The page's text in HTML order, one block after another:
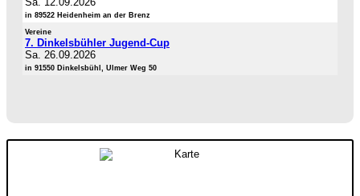
in 89522 Heidenheim an der Brenz
Vereine
7. Dinkelsbühler Jugend-Cup
Sa. 26.09.2026
in 91550 Dinkelsbühl, Ulmer Weg 50